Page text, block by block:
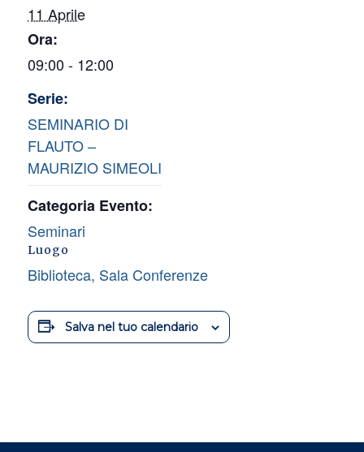
11 Aprile
Ora:
09:00 - 12:00
Serie:
SEMINARIO DI
FLAUTO –
MAURIZIO SIMEOLI
Categoria Evento:
Seminari
Luogo
Biblioteca, Sala Conferenze
Salva nel tuo calendario